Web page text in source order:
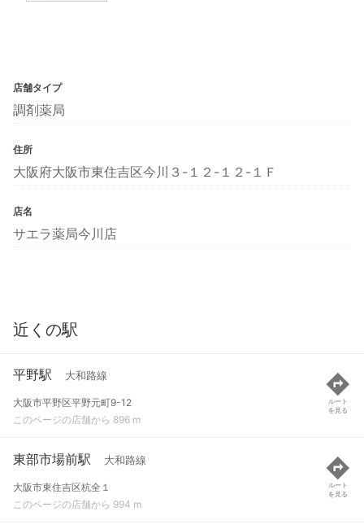
店舗タイプ
調剤薬局
住所
大阪府大阪市東住吉区今川３-１２-１２-１Ｆ
店名
サエラ薬局今川店
近くの駅
平野駅 大和路線
大阪市平野区平野元町9-12
このページの店舗から 896 m
ルート
を見る
東部市場前駅 大和路線
大阪市東住吉区杭全１
このページの店舗から 994 m
ルート
を見る